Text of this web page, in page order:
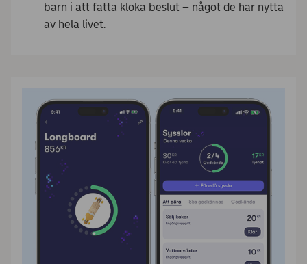
barn i att fatta kloka beslut – något de har nytta
av hela livet.